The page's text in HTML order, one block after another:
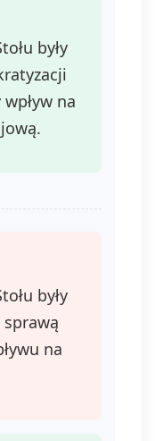
były
na
były
na